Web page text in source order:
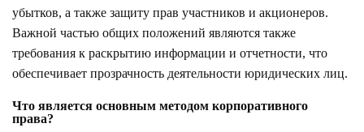
убытков, а также защиту прав участников и акционеров.
Важной частью общих положений являются также
требования к раскрытию информации и отчетности, что
обеспечивает прозрачность деятельности юридических лиц.
Что является основным методом корпоративного
права?